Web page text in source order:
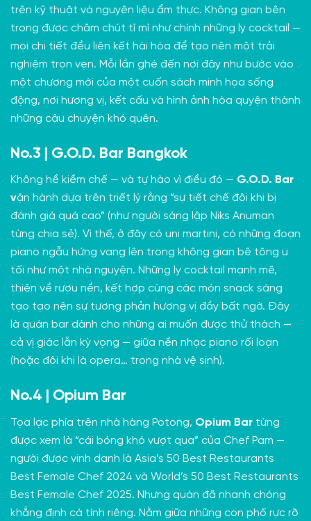
trên kỹ thuật và nguyên liệu ẩm thực. Không gian bên
trong được chăm chút tỉ mỉ như chính những ly cocktail —
mọi chi tiết đều liên kết hài hòa để tạo nên một trải
nghiệm trọn vẹn. Mỗi lần ghé đến nơi đây như bước vào
một chương mới của một cuốn sách minh họa sống
động, nơi hương vị, kết cấu và hình ảnh hòa quyện thành
những câu chuyện khó quên.
No.3 | G.O.D. Bar Bangkok
Không hề kiềm chế — và tự hào vì điều đó — G.O.D. Bar
vận hành dựa trên triết lý rằng “sự tiết chế đôi khi bị
đánh giá quá cao” (như người sáng lập Niks Anuman
từng chia sẻ). Vì thế, ở đây có uni martini, có những đoạn
piano ngẫu hứng vang lên trong không gian bê tông u
tối như một nhà nguyện. Những ly cocktail mạnh mẽ,
thiên về rượu nền, kết hợp cùng các món snack sáng
tạo tạo nên sự tương phản hương vị đầy bất ngờ. Đây
là quán bar dành cho những ai muốn được thử thách —
cả vị giác lẫn kỳ vọng — giữa nền nhạc piano rối loạn
(hoặc đôi khi là opera… trong nhà vệ sinh).
No.4 | Opium Bar
Tọa lạc phía trên nhà hàng Potong, Opium Bar từng
được xem là “cái bóng khó vượt qua” của Chef Pam —
người được vinh danh là Asia’s 50 Best Restaurants
Best Female Chef 2024 và World’s 50 Best Restaurants
Best Female Chef 2025. Nhưng quán đã nhanh chóng
khẳng định cá tính riêng. Nằm giữa những con phố rực rỡ